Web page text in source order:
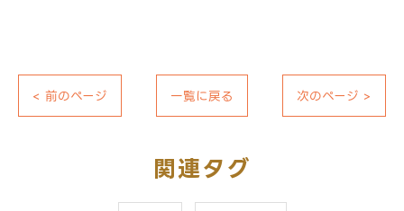
< 前のページ 一覧に戻る 次のページ >
関連タグ